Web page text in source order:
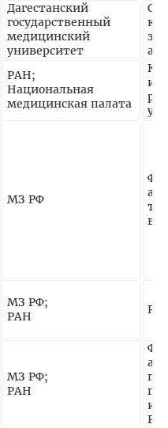
Дагестанский
государственный
медицинский
университет
РАН;
Национальная
медицинская палата
и
МЗ РФ
в
МЗ РФ;
РАН
МЗ РФ;
РАН
РФ